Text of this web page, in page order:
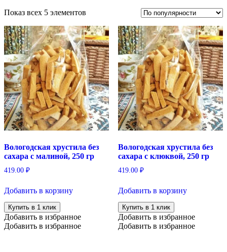
Показ всех 5 элементов
Вологодская хрустила без
сахара с малиной, 250 гр
419.00 ₽
Добавить в корзину
Купить в 1 клик
Добавить в избранное
Добавить в избранное
Вологодская хрустила без
сахара с клюквой, 250 гр
419.00 ₽
Добавить в корзину
Купить в 1 клик
Добавить в избранное
Добавить в избранное